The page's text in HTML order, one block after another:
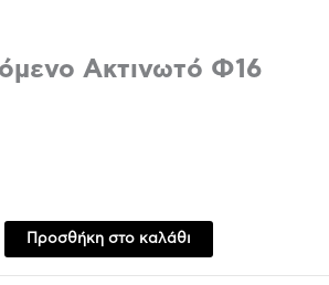
Ακτινωτό Φ16
Προσθήκη στο καλάθι